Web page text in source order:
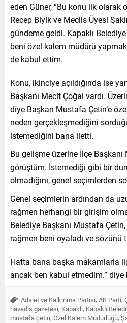
eden Güner, “Bu konu ilk olarak
Recep Biyik ve Meclis Üyesi
gündeme geldi. Kapaklı
beni özel kalem müdürü
de kabul ettim.
Konu, ikinciye açıldığında ise
Başkanı Mecit Çoğal vardı.
diye Başkan Mustafa Çetin’e
neden gerçekleşmediğini
istemediğini bana iletti.
Bu gelişme üzerine İlçe Başkanı
görüştüm. İstemediği gibi bir
olmadığını, genel seçimlerden
Genel seçimlerin ardından da
rağmen herhangi bir girişim
Belediye Başkanı Mustafa
rağmen beni oyaladı ve sözünü
Hatta bana başka makamlarla
ancak ben kabul etmedim.” diye
Adalet ve Kalkınma Partisi, AK Parti,
havadis gazetesi, Kapaklı, Kapaklı
mustafa çetin, Özel Kalem Müdürlüğü,